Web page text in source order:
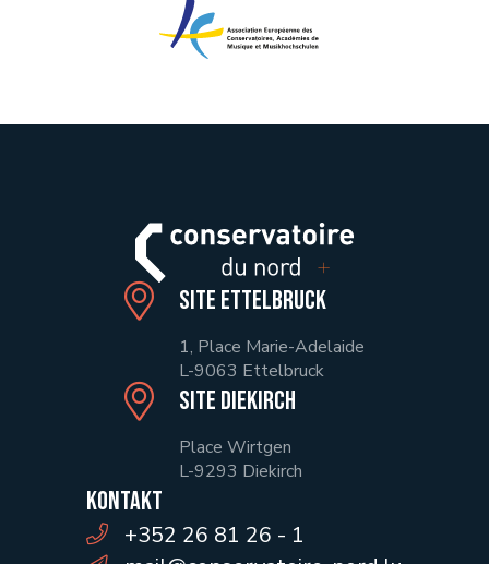
Site Ettelbruck
1, Place Marie-Adelaide
L-9063 Ettelbruck
Site Diekirch
Place Wirtgen
L-9293 Diekirch
Kontakt
+352 26 81 26 - 1